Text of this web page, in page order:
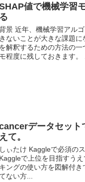
値で機械学習
る
景 近年、機械学習アル
きないことが大きな課題
を解釈するための方法の
モ程度に残しておきます。
データセット
えて。
しぃたけ Kaggleで必須の
Kaggleで上位を目指すう
キングの使い方を図解付
てない方...